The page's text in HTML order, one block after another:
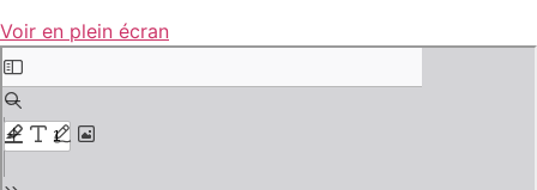
Voir en plein écran